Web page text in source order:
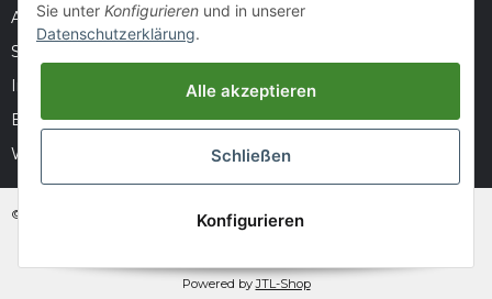
AGB
Sitemap
Impressum
Batteriegesetzhinweise
Widerrufsrecht
© huntivity-group.at
Powered byJTL-Shop
Sie unter Konfigurieren und in unserer
Datenschutzerklärung.
Alle akzeptieren
Schließen
Konfigurieren